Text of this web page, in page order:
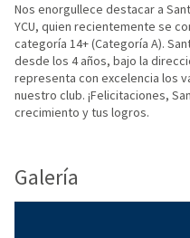
Nos enorgullece destacar a
YCU, quien recientemente se
categoría 14+ (Categoría A).
desde los 4 años, bajo la
representa con excelencia los
nuestro club. ¡Felicitaciones,
crecimiento y tus logros.
Galería